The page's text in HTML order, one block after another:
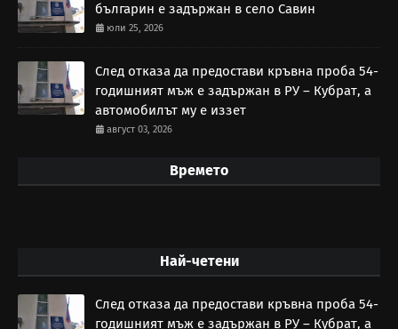
българин е задържан в село Савин
юли 25, 2026
След отказа да предостави кръвна проба 54-
годишният мъж е задържан в РУ – Кубрат, а
автомобилът му е иззет
август 03, 2026
Времето
Най-четени
След отказа да предостави кръвна проба 54-
годишният мъж е задържан в РУ – Кубрат, а